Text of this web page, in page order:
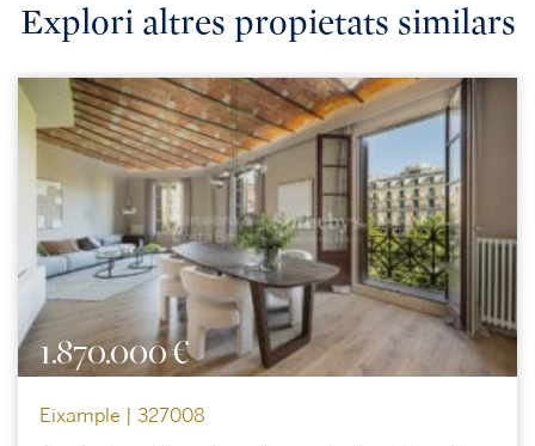
Explori altres propietats similars
1.870.000 €
Eixample | 327008